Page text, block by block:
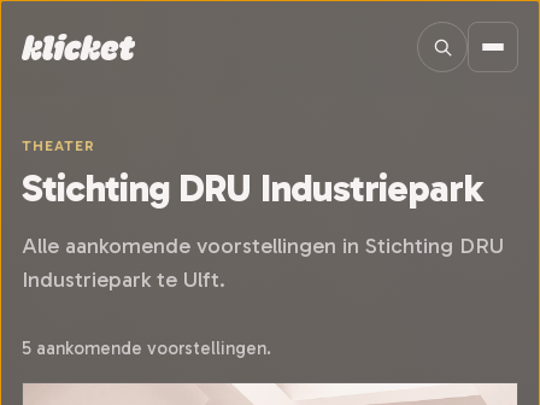
THEATER
Stichting DRU Industriepark
Alle aankomende voorstellingen in Stichting DRU
Industriepark te Ulft.
5 aankomende voorstellingen.